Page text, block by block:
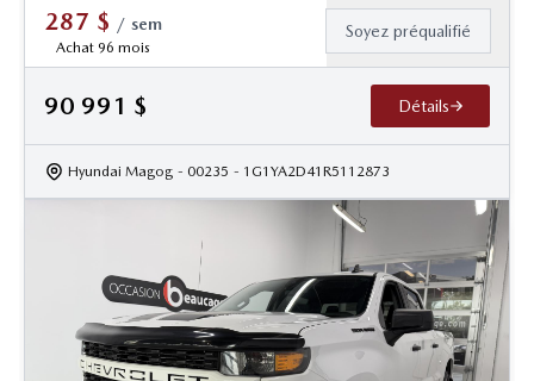
287 $ / sem
Achat 96 mois
Soyez préqualifié
90 991 $ Détails
Hyundai Magog - 00235 - 1G1YA2D41R5112873